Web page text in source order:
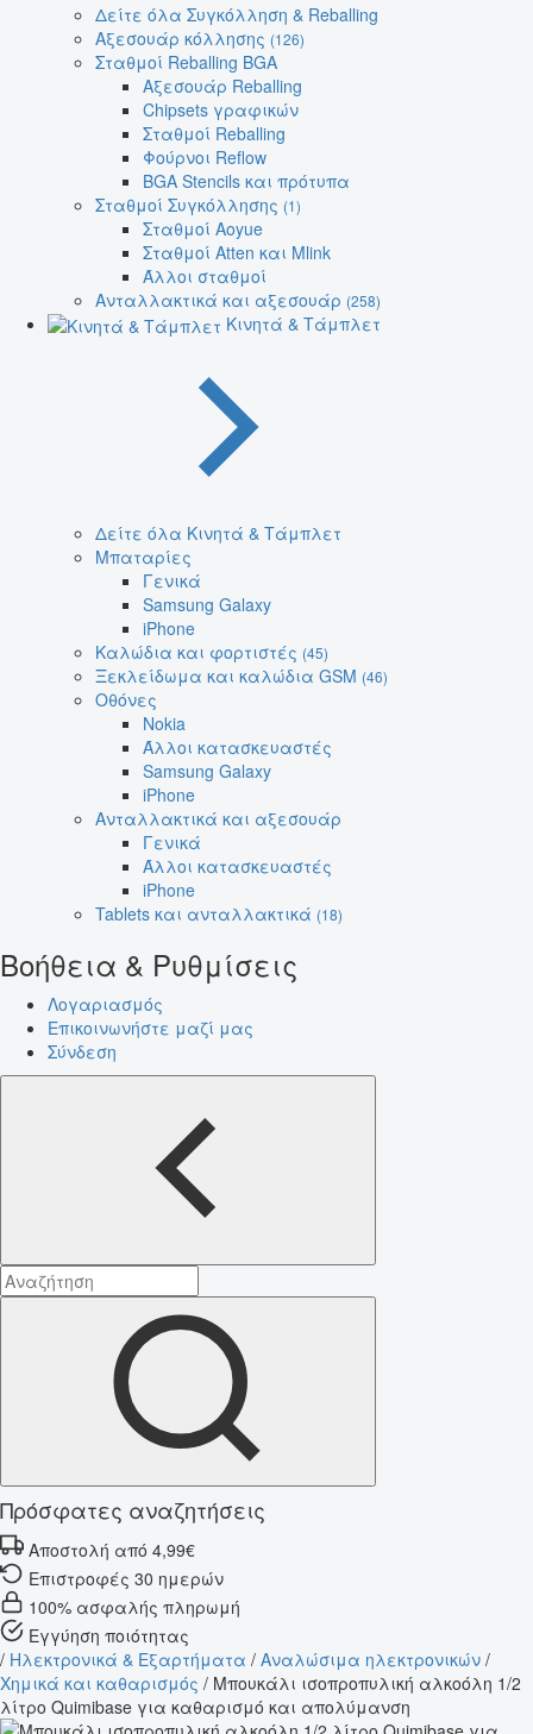
Δείτε όλα Συγκόλληση & Reballing
Αξεσουάρ κόλλησης (126)
Σταθμοί Reballing BGA
Αξεσουάρ Reballing
Chipsets γραφικών
Σταθμοί Reballing
Φούρνοι Reflow
BGA Stencils και πρότυπα
Σταθμοί Συγκόλλησης (1)
Σταθμοί Aoyue
Σταθμοί Atten και Mlink
Άλλοι σταθμοί
Ανταλλακτικά και αξεσουάρ (258)
Κινητά & Τάμπλετ
Δείτε όλα Κινητά & Τάμπλετ
Μπαταρίες
Γενικά
Samsung Galaxy
iPhone
Καλώδια και φορτιστές (45)
Ξεκλείδωμα και καλώδια GSM (46)
Οθόνες
Nokia
Άλλοι κατασκευαστές
Samsung Galaxy
iPhone
Ανταλλακτικά και αξεσουάρ
Γενικά
Άλλοι κατασκευαστές
iPhone
Tablets και ανταλλακτικά (18)
Βοήθεια & Ρυθμίσεις
Λογαριασμός
Επικοινωνήστε μαζί μας
Σύνδεση
Πρόσφατες αναζητήσεις
Αποστολή από 4,99€
Επιστροφές 30 ημερών
100% ασφαλής πληρωμή
Εγγύηση ποιότητας
/ Ηλεκτρονικά & Εξαρτήματα / Αναλώσιμα ηλεκτρονικών /
Χημικά και καθαρισμός / Μπουκάλι ισοπροπυλική αλκοόλη 1/2
λίτρο Quimibase για καθαρισμό και απολύμανση